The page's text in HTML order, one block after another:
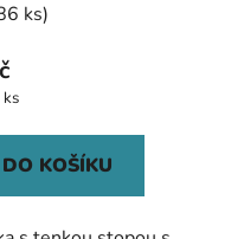
ks)
ks
DO KOŠÍKU